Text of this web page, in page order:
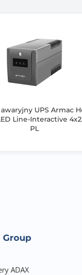
sterowniki O / S i
awaryjny UPS Armac
Line-Interactive
PL
Group
ADAX